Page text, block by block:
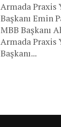
Armada Praxis
Başkanı Emin
MBB Başkanı
Armada Praxis
Başkanı...